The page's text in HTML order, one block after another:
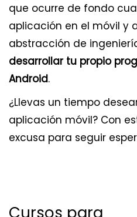
que ocurre de fondo
aplicación en el móvil y
abstracción de
desarrollar tu propio
Android.
¿Llevas un tiempo
aplicación móvil? Con
excusa para seguir
Cursos para